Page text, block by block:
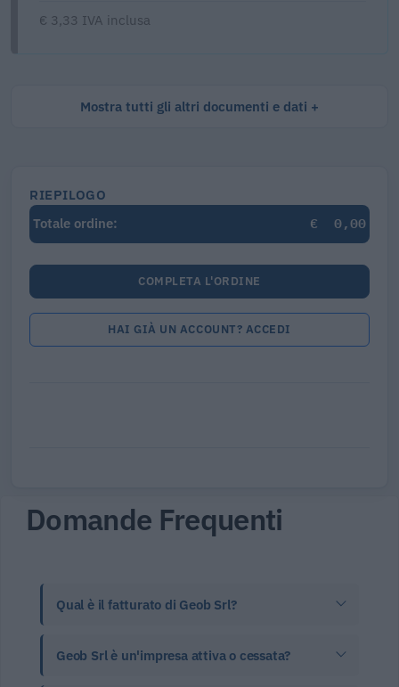
€ 3,33 IVA inclusa
Mostra tutti gli altri documenti e dati
RIEPILOGO
Totale ordine:
€ 0,00
COMPLETA L'ORDINE
HAI GIÀ UN ACCOUNT? ACCEDI
Domande Frequenti
Qual è il fatturato di Geob Srl?
Geob Srl è un'impresa attiva o cessata?